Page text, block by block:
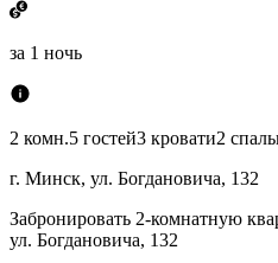
за 1 ночь
2 комн.5 гостей3 кровати2
г. Минск, ул. Богдановича, 132
Забронировать 2-комнатную
ул. Богдановича, 132